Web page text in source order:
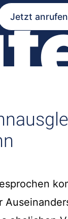
Jetzt